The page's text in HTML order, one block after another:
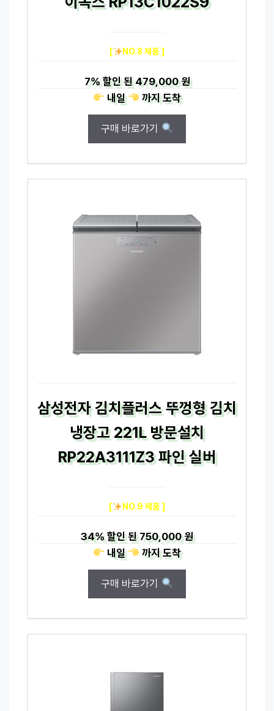
[ NO.8 제품 ]
7%할인 된479,000 원
내일
까지도착
구매 바로가기
삼성전자 김치플러스 뚜껑형 김치
냉장고 221L 방문설치
RP22A3111Z3 파인 실버
[ NO.9 제품 ]
34%할인 된750,000 원
내일
까지도착
구매 바로가기